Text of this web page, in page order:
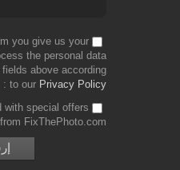
you give us your
the personal data
above according
to our Privacy Policy
with special offers
FixThePhoto.com